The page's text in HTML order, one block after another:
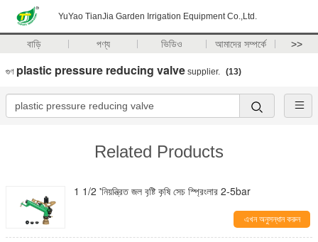
YuYao TianJia Garden Irrigation Equipment Co.,Ltd.
বাড়ি পণ্য ভিডিও আমাদের সম্পর্কে >>
গুণ plastic pressure reducing valve supplier. (13)
Related Products
1 1/2 'নিয়ন্ত্রিত জল বৃষ্টি কৃষি সেচ স্প্রিংলার 2-5bar
এখন অনুসন্ধান করুন